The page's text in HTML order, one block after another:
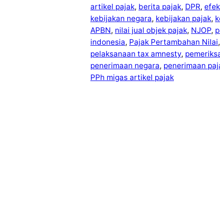
artikel pajak, berita pajak, DPR,
kebijakan negara, kebijakan pajak,
APBN, nilai jual objek pajak, NJOP,
indonesia, Pajak Pertambahan Nilai
pelaksanaan tax amnesty,
penerimaan negara, penerimaan
PPh migas artikel pajak